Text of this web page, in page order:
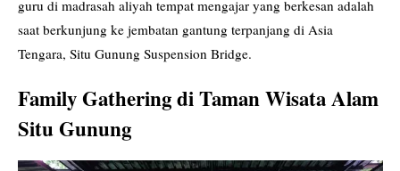
guru di madrasah aliyah tempat mengajar yang berkesan adalah
saat berkunjung ke jembatan gantung terpanjang di Asia
Tengara, Situ Gunung Suspension Bridge.
Family Gathering di Taman Wisata Alam
Situ Gunung